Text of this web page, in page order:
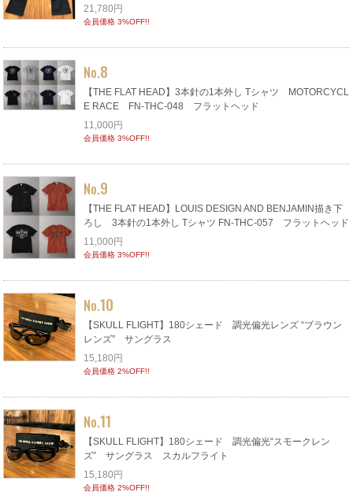
21,780円
会員価格 3%OFF!!
No.8
【THE FLAT HEAD】3本針の1本外し Tシャツ MOTORCYCL
E RACE FN-THC-048 フラットヘッド
11,000円
会員価格 3%OFF!!
No.9
【THE FLAT HEAD】LOUIS DESIGN AND BENJAMIN描き下
ろし 3本針の1本外し Tシャツ FN-THC-057 フラットヘッド
11,000円
会員価格 3%OFF!!
No.10
【SKULL FLIGHT】180シェード 調光偏光レンズ “ブラウン
レンズ” サングラス
15,180円
会員価格 2%OFF!!
No.11
【SKULL FLIGHT】180シェード 調光偏光“スモークレン
ズ” サングラス スカルフライト
15,180円
会員価格 2%OFF!!